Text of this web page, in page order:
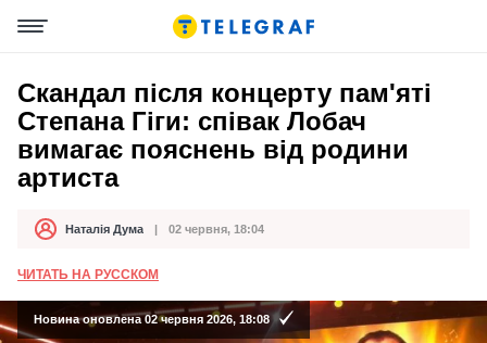
Скандал після концерту пам'яті
Степана Гіги: співак Лобач
вимагає пояснень від родини
артиста
АвторНаталія Дума
Дата публікації 02 червня, 18:04
ЧИТАТЬ НА РУССКОМ
Новина оновлена 02 червня 2026, 18:08